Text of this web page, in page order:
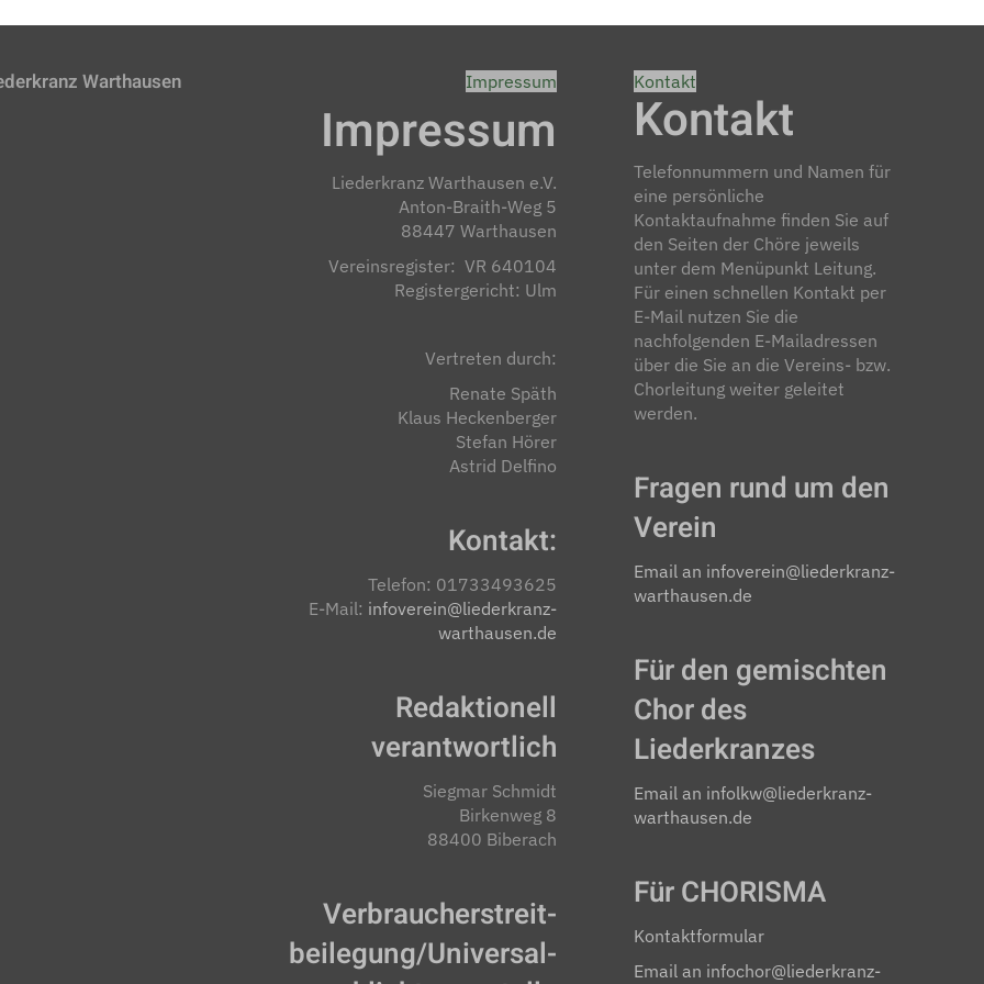
Warthausen Impressum
Impressum
Liederkranz Warthausen e.V.
Anton-Braith-Weg 5
88447 Warthausen
Vereinsregister: VR 640104
Registergericht: Ulm
Vertreten durch:
Renate Späth
Klaus Heckenberger
Stefan Hörer
Astrid Delfino
Kontakt:
Telefon: 01733493625
E-Mail: infoverein@liederkranz-
warthausen.de
Redaktionell
verantwortlich
Siegmar Schmidt
Birkenweg 8
88400 Biberach
Verbraucher­streit­
beilegung/Universal­
Kontakt
Kontakt
Telefonnummern und Namen für
eine persönliche
Kontaktaufnahme finden Sie auf
den Seiten der Chöre jeweils
unter dem Menüpunkt Leitung.
Für einen schnellen Kontakt per
E-Mail nutzen Sie die
nachfolgenden E-Mailadressen
über die Sie an die Vereins- bzw.
Chorleitung weiter geleitet
werden.
Fragen rund um den
Verein
Email an infoverein@liederkranz-
warthausen.de
Für den gemischten
Chor des
Liederkranzes
Email an infolkw@liederkranz-
warthausen.de
Für CHORISMA
Kontaktformular
Email an infochor@liederkranz-